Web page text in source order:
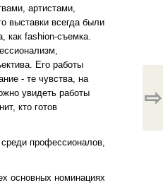
артистами,
выставки всегда были
как fashion-съемка.
Его работы
- те чувства, на
увидеть работы
кто готов
профессионалов,
основных номинациях
⇨